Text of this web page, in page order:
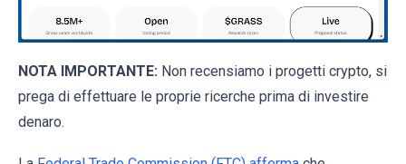
NOTA IMPORTANTE: Non recensiamo i progetti crypto, si
prega di effettuare le proprie ricerche prima di investire
denaro.